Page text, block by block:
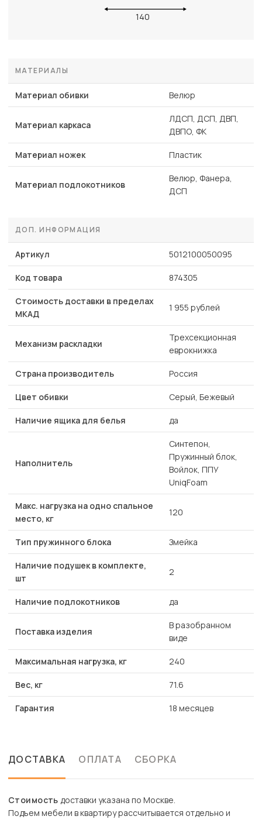
140
МАТЕРИАЛЫ
Материал обивки Велюр
Материал каркаса
ЛДСП, ДСП, ДВП,
ДВПО, ФК
Материал ножек Пластик
Материал подлокотников
Велюр, Фанера,
ДСП
ДОП. ИНФОРМАЦИЯ
Артикул 5012100050095
Код товара 874305
Стоимость доставки в пределах
МКАД
1 955 рублей
Механизм раскладки
Трехсекционная
еврокнижка
Страна производитель Россия
Цвет обивки Серый, Бежевый
Наличие ящика для белья да
Наполнитель
Синтепон,
Пружинный блок,
Войлок, ППУ
UniqFoam
Макс. нагрузка на одно спальное
место, кг
120
Тип пружинного блока Змейка
Наличие подушек в комплекте,
шт
2
Наличие подлокотников да
Поставка изделия
В разобранном
виде
Максимальная нагрузка, кг 240
Вес, кг 71.6
Гарантия 18 месяцев
ДОСТАВКА ОПЛАТА СБОРКА
Стоимость доставки указана по Москве.
Подъем мебели в квартиру рассчитывается отдельно и